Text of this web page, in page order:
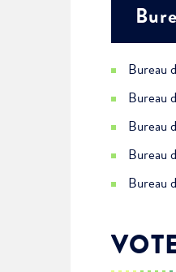
Bureau
Bureau
Bureau
Bureau
Bureau